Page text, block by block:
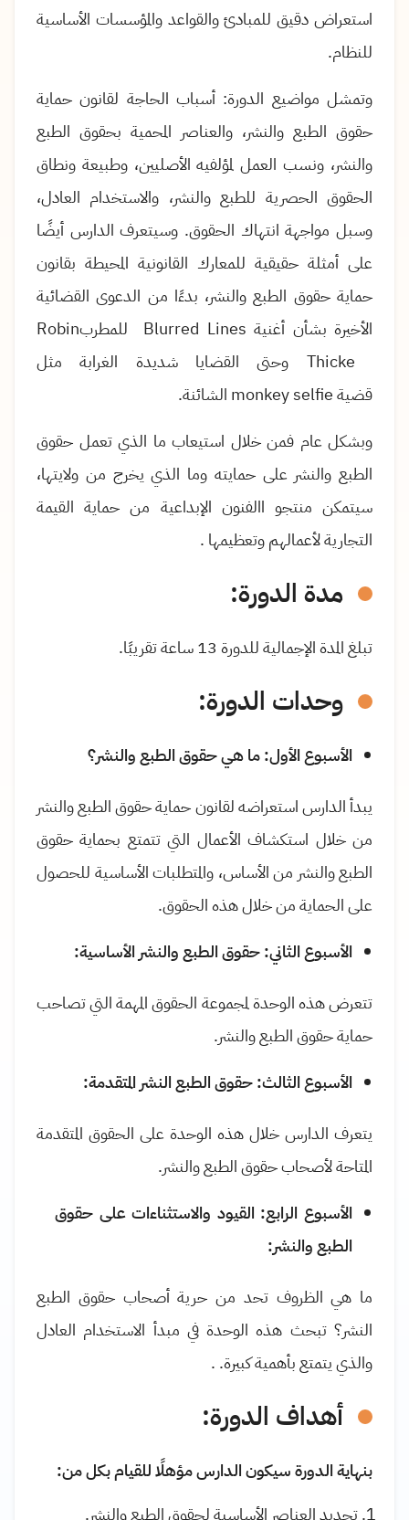
استعراض دقيق للمبادئ والقواعد والمؤسسات الأساسية
للنظام.
وتمشل مواضيع الدورة: أسباب الحاجة لقانون حماية
حقوق الطبع والنشر، والعناصر المحمية بحقوق الطبع
والنشر، ونسب العمل لمؤلفيه الأصليين، وطبيعة ونطاق
الحقوق الحصرية للطبع والنشر، والاستخدام العادل،
وسبل مواجهة انتهاك الحقوق. وسيتعرف الدارس أيضًا
على أمثلة حقيقية للمعارك القانونية المحيطة بقانون
حماية حقوق الطبع والنشر، بدءًا من الدعوى القضائية
الأخيرة بشأن أغنية Blurred Lines للمطربRobin
Thicke وحتى القضايا شديدة الغرابة مثل
قضيةmonkey selfie الشائنة.
وبشكل عام فمن خلال استيعاب ما الذي تعمل حقوق
الطبع والنشر على حمايته وما الذي يخرج من ولايتها،
سيتمكن منتجو االفنون الإبداعية من حماية القيمة
التجارية لأعمالهم وتعظيمها .
مدة الدورة:
تبلغ المدة الإجمالية للدورة 13 ساعة تقريبًا.
وحدات الدورة:
الأسبوع الأول: ما هي حقوق الطبع والنشر؟
يبدأ الدارس استعراضه لقانون حماية حقوق الطبع والنشر
من خلال استكشاف الأعمال التي تتمتع بحماية حقوق
الطبع والنشر من الأساس، والمتطلبات الأساسية للحصول
على الحماية من خلال هذه الحقوق.
الأسبوع الثاني: حقوق الطبع والنشر الأساسية:
تتعرض هذه الوحدة لمجموعة الحقوق المهمة التي تصاحب
حماية حقوق الطبع والنشر.
الأسبوع الثالث: حقوق الطبع النشر المتقدمة:
يتعرف الدارس خلال هذه الوحدة على الحقوق المتقدمة
المتاحة لأصحاب حقوق الطبع والنشر.
الأسبوع الرابع: القيود والاستثناءات على حقوق
الطبع والنشر:
ما هي الظروف تحد من حرية أصحاب حقوق الطبع
النشر؟ تبحث هذه الوحدة في مبدأ الاستخدام العادل
والذي يتمتع بأهمية كبيرة. .
أهداف الدورة:
بنهاية الدورة سيكون الدارس مؤهلًا للقيام بكل من:
تحديد العناصر الأساسية لحقوق الطبع والنشر.